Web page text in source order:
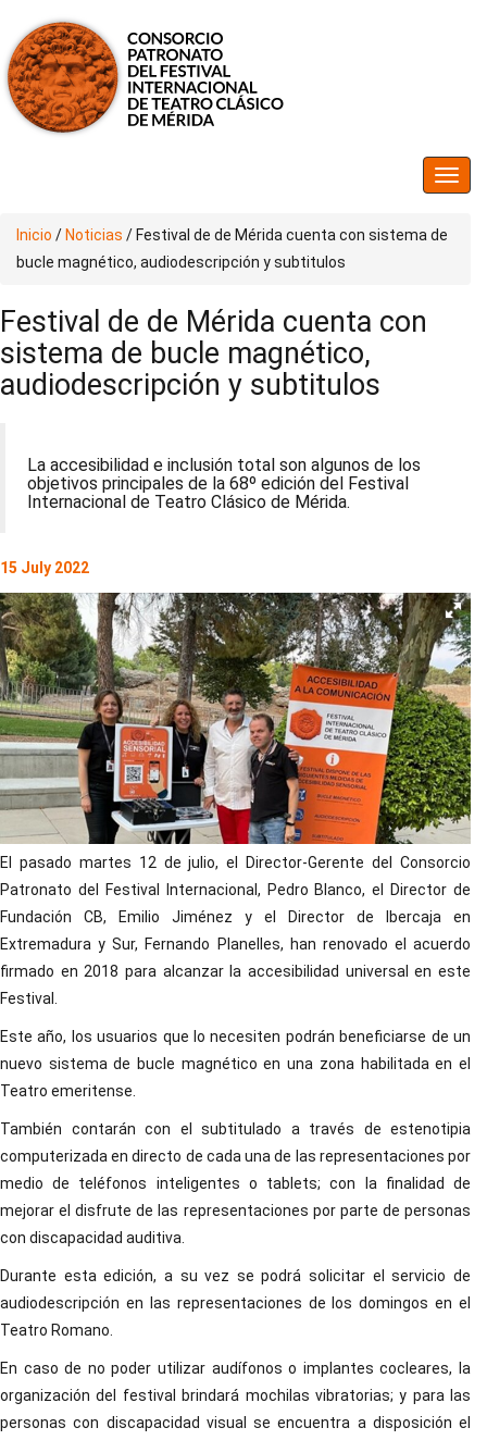
Inicio / Noticias / Festival de de Mérida cuenta con sistema de
bucle magnético, audiodescripción y subtitulos
Festival de de Mérida cuenta con
sistema de bucle magnético,
audiodescripción y subtitulos
La accesibilidad e inclusión total son algunos de los
objetivos principales de la 68º edición del Festival
Internacional de Teatro Clásico de Mérida.
15 July 2022
El pasado martes 12 de julio, el Director-Gerente del Consorcio
Patronato del Festival Internacional, Pedro Blanco, el Director de
Fundación CB, Emilio Jiménez y el Director de Ibercaja en
Extremadura y Sur, Fernando Planelles, han renovado el acuerdo
firmado en 2018 para alcanzar la accesibilidad universal en este
Festival.
Este año, los usuarios que lo necesiten podrán beneficiarse de un
nuevo sistema de bucle magnético en una zona habilitada en el
Teatro emeritense.
También contarán con el subtitulado a través de estenotipia
computerizada en directo de cada una de las representaciones por
medio de teléfonos inteligentes o tablets; con la finalidad de
mejorar el disfrute de las representaciones por parte de personas
con discapacidad auditiva.
Durante esta edición, a su vez se podrá solicitar el servicio de
audiodescripción en las representaciones de los domingos en el
Teatro Romano.
En caso de no poder utilizar audífonos o implantes cocleares, la
organización del festival brindará mochilas vibratorias; y para las
personas con discapacidad visual se encuentra a disposición el